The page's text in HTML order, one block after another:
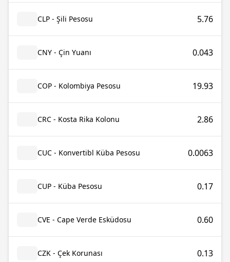
CLP - Şili Pesosu 5.76
CNY - Çin Yuanı 0.043
COP - Kolombiya Pesosu 19.93
CRC - Kosta Rika Kolonu 2.86
CUC - Konvertibl Küba Pesosu 0.0063
CUP - Küba Pesosu 0.17
CVE - Cape Verde Esküdosu 0.60
CZK - Çek Korunası 0.13